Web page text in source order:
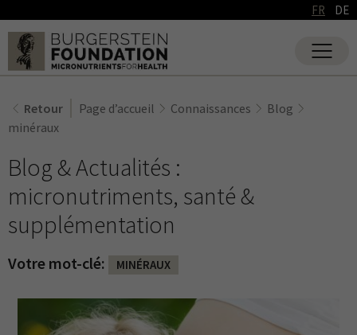
FR DE
Retour Page d’accueil Connaissances
Blog
minéraux
Blog & Actualités :
micronutriments, santé &
supplémentation
Votre mot-clé: MINÉRAUX